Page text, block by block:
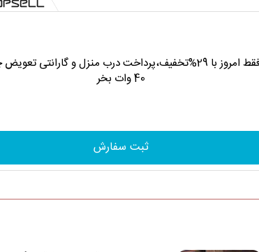
فقط امروز با 29%تخفیف،پرداخت درب منزل و گارانتی
40 وات بخر
ثبت سفارش